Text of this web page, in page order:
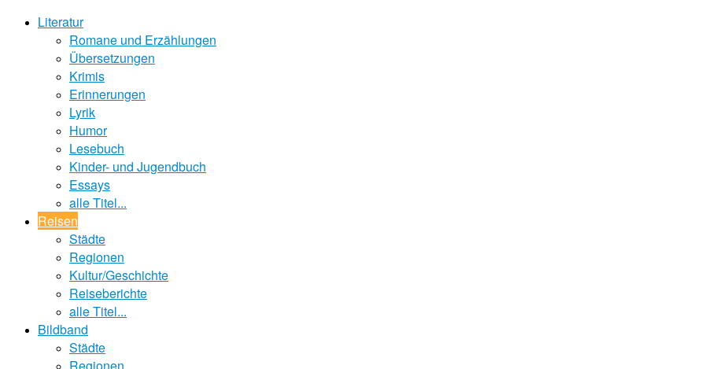
Literatur
Romane und Erzählungen
Übersetzungen
Krimis
Erinnerungen
Lyrik
Humor
Lesebuch
Kinder- und Jugendbuch
Essays
alle Titel...
Reisen
Städte
Regionen
Kultur/Geschichte
Reiseberichte
alle Titel...
Bildband
Städte